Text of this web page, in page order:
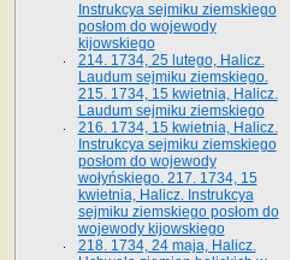
Instrukcya sejmiku ziemskiego
posłom do wojewody
kijowskiego
214. 1734, 25 lutego, Halicz.
Laudum sejmiku ziemskiego.
215. 1734, 15 kwietnia, Halicz.
Laudum sejmiku ziemskiego
216. 1734, 15 kwietnia, Halicz.
Instrukcya sejmiku ziemskiego
posłom do wojewody
wołyńskiego. 217. 1734, 15
kwietnia, Halicz. Instrukcya
sejmiku ziemskiego posłom do
wojewody kijowskiego
218. 1734, 24 maja, Halicz.